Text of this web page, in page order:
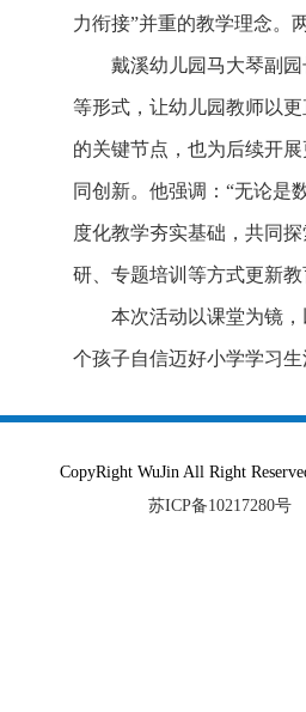
力衔接”并重的教学理念。
戴溪幼儿园马大琴副
等形式，让幼儿园教师以
的关键节点，也为后续开
同创新。他强调：“无论是
度化教学夯实基础，共同
研、专题培训等方式更新
本次活动以课堂为镜
个孩子自信迈好小学学习生
CopyRight WuJin All Right
苏ICP备10217280号